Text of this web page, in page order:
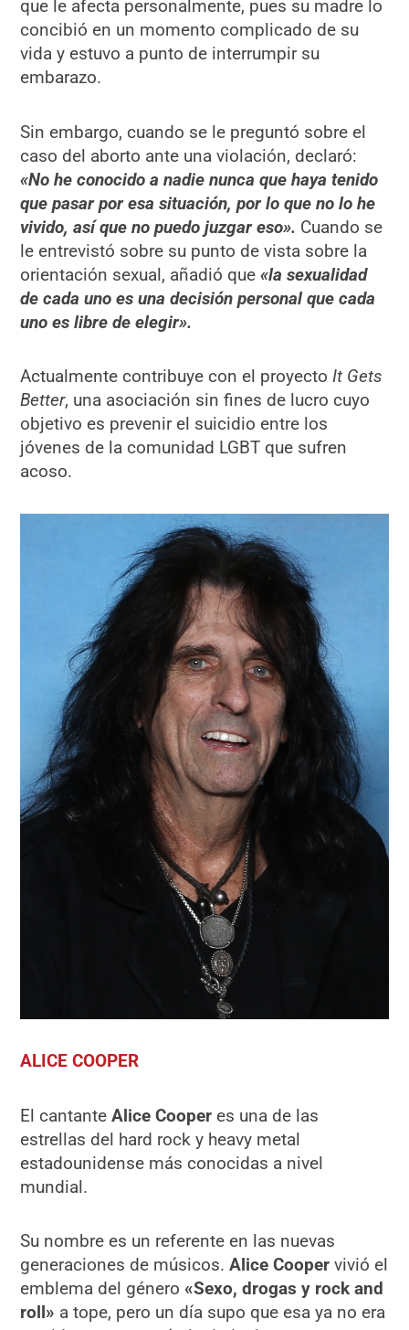
que le afecta personalmente, pues su madre lo
concibió en un momento complicado de su
vida y estuvo a punto de interrumpir su
embarazo.
Sin embargo, cuando se le preguntó sobre el
caso del aborto ante una violación, declaró:
«No he conocido a nadie nunca que haya tenido
que pasar por esa situación, por lo que no lo he
vivido, así que no puedo juzgar eso». Cuando se
le entrevistó sobre su punto de vista sobre la
orientación sexual, añadió que«la sexualidad
de cada uno es una decisión personal que cada
uno es libre de elegir».
Actualmente contribuye con el proyectoIt Gets
Better, una asociación sin fines de lucro cuyo
objetivo es prevenir el suicidio entre los
jóvenes de la comunidad LGBT que sufren
acoso.
ALICE COOPER
El cantante Alice Cooper es una de las
estrellas del hard rock y heavy metal
estadounidense más conocidas a nivel
mundial.
Su nombre es un referente en las nuevas
generaciones de músicos.Alice Coopervivió el
emblema del género «Sexo, drogas y rock and
roll» a tope, pero un día supo que esa ya no era